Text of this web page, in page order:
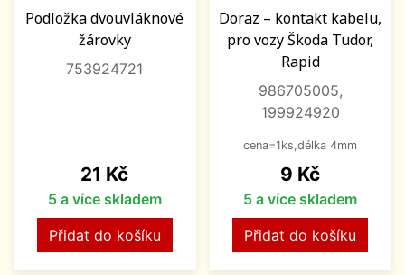
Podložka dvouvláknové
žárovky
753924721
Cena
21 Kč
5 a více skladem
Přidat do košíku
Doraz – kontakt kabelu,
pro vozy Škoda Tudor,
Rapid
986705005,
199924920
cena=1ks,délka 4mm
Cena
9 Kč
5 a více skladem
Přidat do košíku